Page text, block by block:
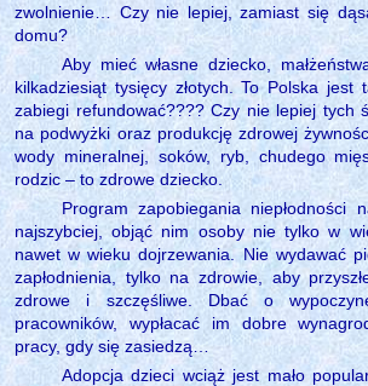
zwolnienie… Czy nie lepiej, zamiast się
domu?
Aby mieć własne dziecko,
kilkadziesiąt tysięcy złotych. To Polska
zabiegi refundować???? Czy nie lepiej tych
na podwyżki oraz produkcję zdrowej
wody mineralnej, soków, ryb, chudego
rodzic – to zdrowe dziecko.
Program zapobiegania niepłodności
najszybciej, objąć nim osoby nie tylko w
nawet w wieku dojrzewania. Nie wydawać
zapłodnienia, tylko na zdrowie, aby
zdrowe i szczęśliwe. Dbać o
pracowników, wypłacać im dobre
pracy, gdy się zasiedzą…
Adopcja dzieci wciąż jest mało